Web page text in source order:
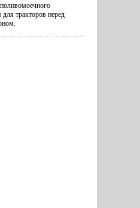
для тракторов перед